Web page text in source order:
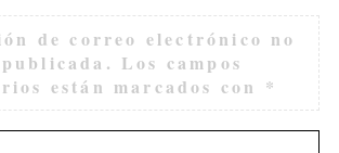
de correo electrónico no
Los campos
están marcados con *